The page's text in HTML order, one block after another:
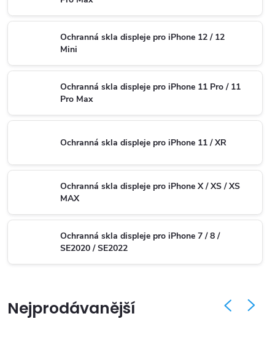
Ochranná skla displeje pro iPhone 12 / 12
Mini
Ochranná skla displeje pro iPhone 11 Pro / 11
Pro Max
Ochranná skla displeje pro iPhone 11 / XR
Ochranná skla displeje pro iPhone X / XS / XS
MAX
Ochranná skla displeje pro iPhone 7 / 8 /
SE2020 / SE2022
Nejprodávanější